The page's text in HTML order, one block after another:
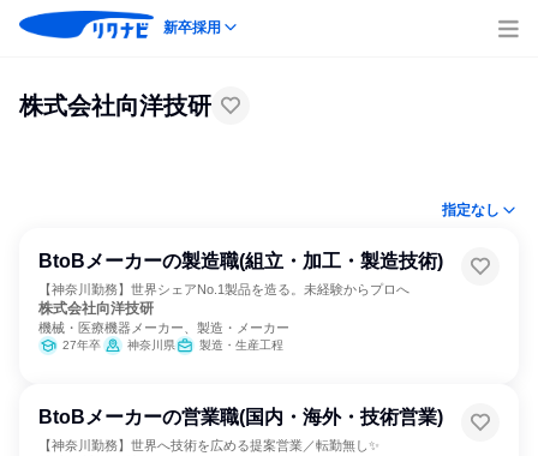
新卒採用
株式会社向洋技研
指定なし
BtoBメーカーの製造職(組立・加工・製造技術)
【神奈川勤務】世界シェアNo.1製品を造る。未経験からプロへ
株式会社向洋技研
機械・医療機器メーカー、製造・メーカー
27年卒 神奈川県 製造・生産工程
BtoBメーカーの営業職(国内・海外・技術営業)
【神奈川勤務】世界へ技術を広める提案営業／転勤無し✨